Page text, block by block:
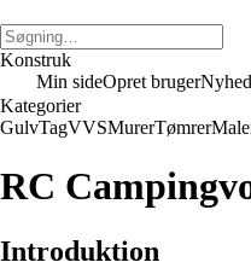
Konstruk
Min sideOpret bruger
Kategorier
GulvTagVVSMurerTømrer
RC
Introduktion